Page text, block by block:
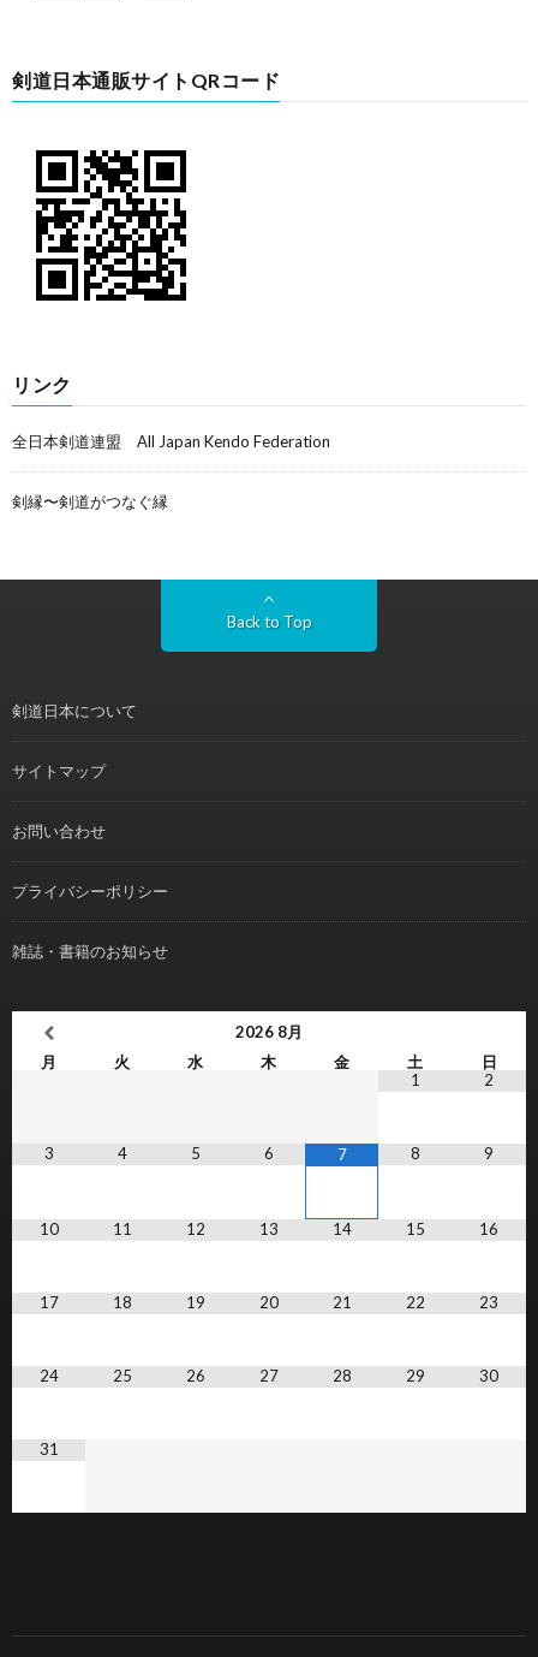
剣道日本通販サイトQRコード
リンク
全日本剣道連盟 All Japan Kendo Federation
剣縁〜剣道がつなぐ縁
Back to Top
剣道日本について
サイトマップ
お問い合わせ
プライバシーポリシー
雑誌・書籍のお知らせ
2026 8月
月
火 水 木 金 土
日
1
2
3 4 5 6 7 8 9
10 11 12 13 14 15 16
17 18 19 20 21 22 23
24 25 26 27 28 29 30
31